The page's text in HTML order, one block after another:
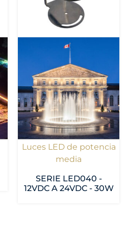
Luces LED de potencia
media
SERIE LED040 -
12VDC A 24VDC - 30W